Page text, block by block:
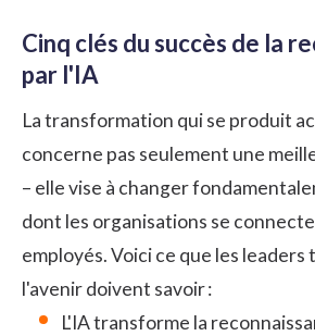
Cinq clés du succès de la
par l'IA
La transformation qui se produit
concerne pas seulement une
– elle vise à changer
dont les organisations se
employés. Voici ce que les leaders
l'avenir doivent savoir :
L'IA transforme la